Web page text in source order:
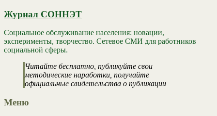
Журнал СОННЭТ
Социальное обслуживание населения: новации,
эксперименты, творчество. Сетевое СМИ для работников
социальной сферы.
Читайте бесплатно, публикуйте свои
методические наработки, получайте
официальные свидетельства о публикации
Меню